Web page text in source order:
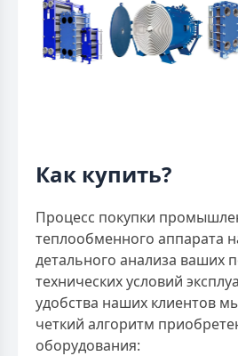
Как купить?
Процесс покупки
теплообменного аппарата
детального анализа ваших
технических условий
удобства наших клиентов
четкий алгоритм
оборудования: